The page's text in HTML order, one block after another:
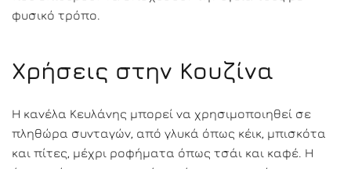
φυσικό τρόπο.
Χρήσεις στην Κουζίνα
Η κανέλα Κευλάνης μπορεί να χρησιμοποιηθεί σε
πληθώρα συνταγών, από γλυκά όπως κέικ, μπισκότα
και πίτες, μέχρι ροφήματα όπως τσάι και καφέ. Η